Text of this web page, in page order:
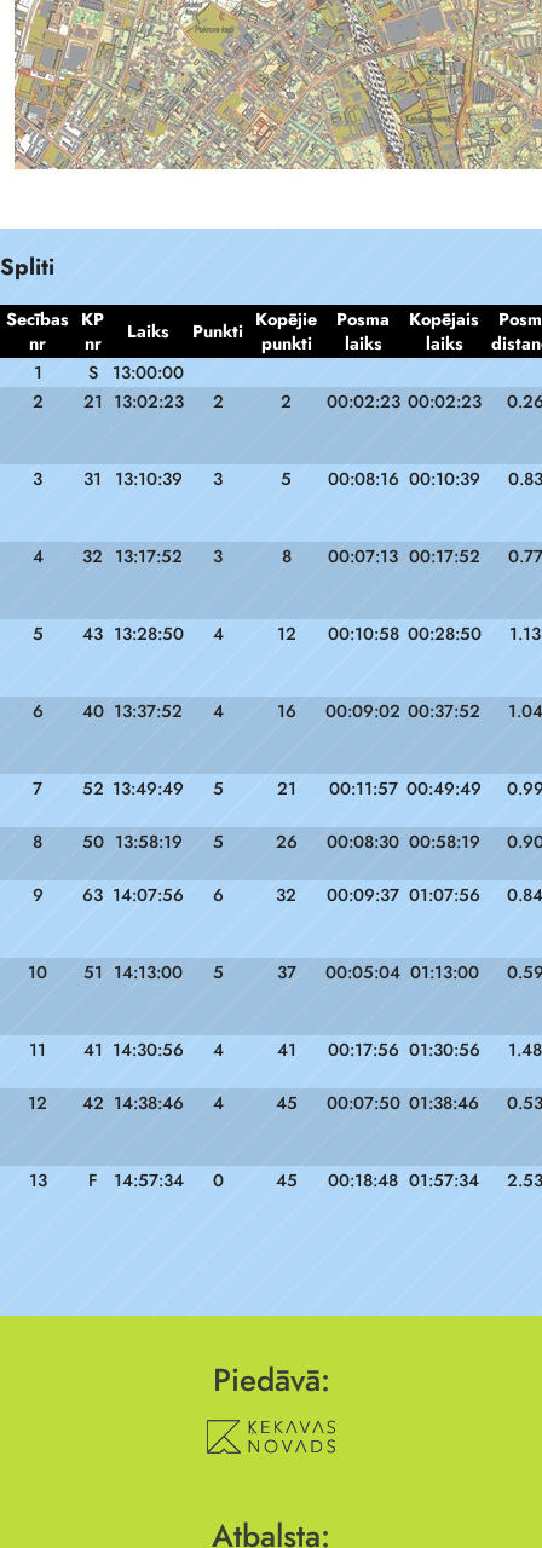
Spliti
Secības
nr
KP
nr
Laiks Punkti Kopējie
punkti
Posma
laiks
Kopējais
laiks
1
S
13:00:00
2
21 13:02:23 2 2 00:02:23 00:02:23
3 31 13:10:39 3 5 00:08:16 00:10:39 0.83
4 32 13:17:52 3 8 00:07:13 00:17:52 0.77
5 43 13:28:50 4 12 00:10:58 00:28:50 1.13
6 40 13:37:52 4 16 00:09:02 00:37:52 1.04
7 52 13:49:49 5 21 00:11:57 00:49:49
8 50 13:58:19 5 26 00:08:30 00:58:19
9 63 14:07:56 6 32 00:09:37 01:07:56 0.84
10 51 14:13:00 5 37 00:05:04 01:13:00
11 41 14:30:56 4 41 00:17:56 01:30:56 1.48
12 42 14:38:46 4 45 00:07:50 01:38:46 0.53
13 F 14:57:34 0 45 00:18:48 01:57:34 2.53
Piedāvā:
Atbalsta: